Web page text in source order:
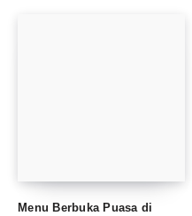
Menu Berbuka Puasa di